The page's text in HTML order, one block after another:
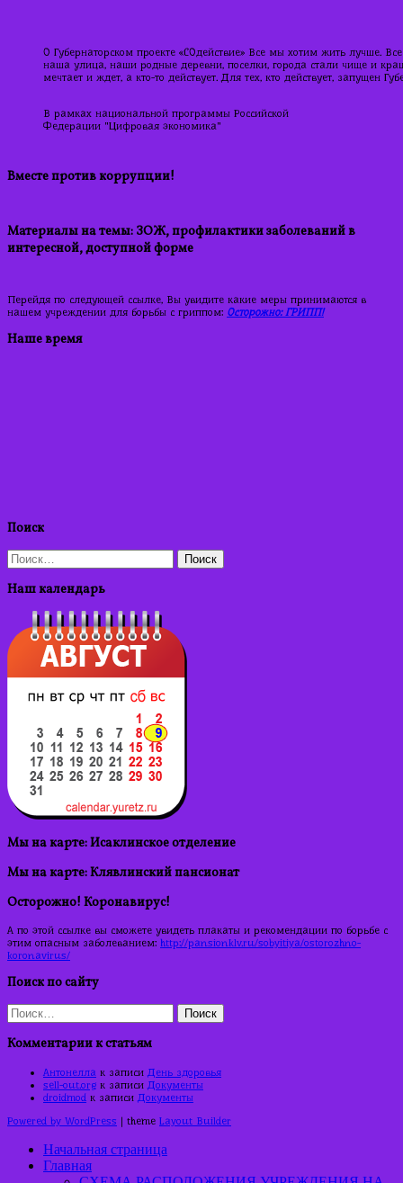
О Губернаторском проекте «СОдействие» Все мы хотим жить лучше.
наша улица, наши родные деревни, поселки, города стали чище и
мечтает и ждет, а кто-то действует. Для тех, кто действует, запущен
В рамках национальной программы Российской
Федерации "Цифровая экономика"
Вместе против коррупции!
Материалы на темы: ЗОЖ, профилактики заболеваний в
интересной, доступной форме
Перейдя по следующей ссылке, Вы увидите какие меры принимаются в
нашем учреждении для борьбы с гриппом: Осторожно: ГРИПП!
Наше время
Поиск
Найти:
Наш календарь
Мы на карте: Исаклинское отделение
Мы на карте: Клявлинский пансионат
Осторожно! Коронавирус!
А по этой ссылке вы сможете увидеть плакаты и рекомендации по борьбе с
этим опасным заболеванием: http://pansionklv.ru/sobyitiya/ostorozhno-
koronavirus/
Поиск по сайту
Найти:
Комментарии к статьям
Антонелла к записи День здоровья
sell-out.org к записи Документы
droidmod к записи Документы
Powered by WordPress | theme Layout Builder
Начальная страница
Главная